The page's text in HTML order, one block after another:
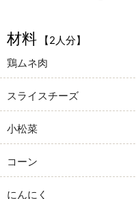
材料
【2人分】
鶏ムネ肉
スライスチーズ
小松菜
コーン
にんにく